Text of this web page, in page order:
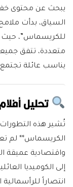
يبحث عن محتوى
السياق، بدأت
للكريسماس”، حيث
متعددة، تتفق
يناسب عائلة
تحليل
تُشير هذه
الكريسماس** لم
واقتصادية عميقة
إلى الكوميديا
انتصاراً